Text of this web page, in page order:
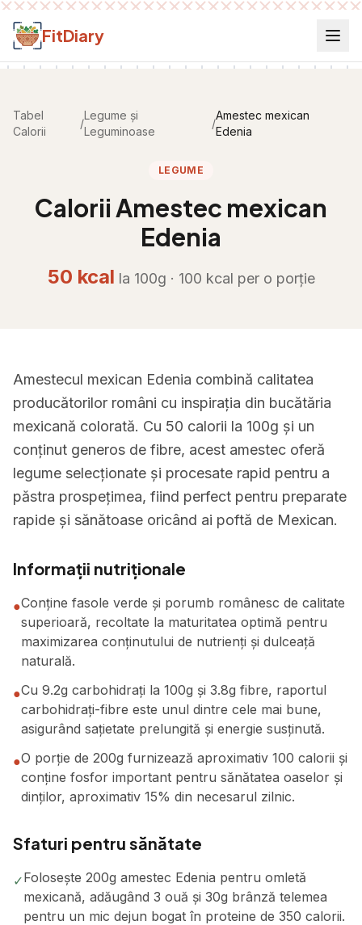
Salt la conținut
FitDiary
Tabel
Calorii
/
Legume și
Leguminoase
/
Amestec mexican
Edenia
LEGUME
CaloriiAmestec mexican
Edenia
50 kcal la 100g · 100 kcal per o porție
Amestecul mexican Edenia combină calitatea
producătorilor români cu inspirația din bucătăria
mexicană colorată. Cu 50 calorii la 100g și un
conținut generos de fibre, acest amestec oferă
legume selecționate și procesate rapid pentru a
păstra prospețimea, fiind perfect pentru preparate
rapide și sănătoase oricând ai poftă de Mexican.
Informații nutriționale
●Conține fasole verde și porumb românesc de calitate
superioară, recoltate la maturitatea optimă pentru
maximizarea conținutului de nutrienți și dulceață
naturală.
●Cu 9.2g carbohidrați la 100g și 3.8g fibre, raportul
carbohidrați-fibre este unul dintre cele mai bune,
asigurând sațietate prelungită și energie susținută.
●O porție de 200g furnizează aproximativ 100 calorii și
conține fosfor important pentru sănătatea oaselor și
dinților, aproximativ 15% din necesarul zilnic.
Sfaturi pentru sănătate
✓Folosește 200g amestec Edenia pentru omletă
mexicană, adăugând 3 ouă și 30g brânză telemea
pentru un mic dejun bogat în proteine de 350 calorii.